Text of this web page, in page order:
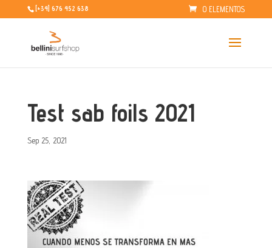
[+34] 676 452 638 0 ELEMENTOS
Test sab foils 2021
Sep 25, 2021